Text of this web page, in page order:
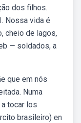
dos filhos.
Nossa vida é
cheio de lagos,
— soldados, a
que em nós
Numa
a tocar los
brasileiro) en